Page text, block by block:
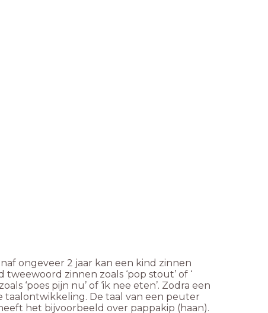
ongeveer 2 jaar kan een kind zinnen
zinnen zoals ‘pop stout’ of ‘
‘poes pijn nu’ of ‘ik nee eten’. Zodra een
De taal van een peuter
het bijvoorbeeld over pappakip (haan).